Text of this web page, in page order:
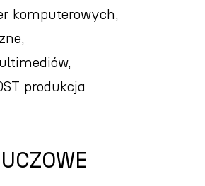
komputerowych,
produkcja